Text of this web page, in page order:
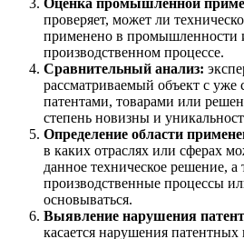
Оценка промышленной
проверяет, может ли
применено в промышленности
производственном процессе.
Сравнительный анализ:
рассматриваемый объект с
патентами, товарами или
степень новизны и
Определение области
в каких отраслях или сферах
данное техническое решение, а
производственные процессы
основываться.
Выявление нарушения
касается нарушения патентных